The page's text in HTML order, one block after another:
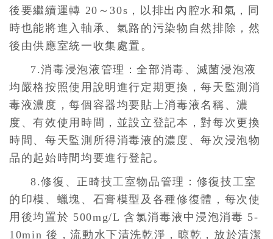
後要繼續運轉 20～30s，以排出內腔水和氣，同
時也能將進入軸承、氣路的污染物自然排除，然
後由供應室統一收集處置。
7.消毒浸泡液管理：全部消毒、滅菌浸泡液
均嚴格按照使用說明進行定期更換，每天監測消
毒液濃度，每個容器均要貼上消毒液名稱、濃
度、有效使用時間，並設立登記本，對每次更換
時間、每天監測所得消毒液的濃度、每次浸泡物
品的起始時間均要進行登記。
8.修復、正畸技工室物品管理：修復技工室
的印模、蠟塊、石膏模型及各種修復體，每次使
用後均置於 500mg/L 含氯消毒液中浸泡消毒 5-
10min 後，流動水下清洗乾淨，晾乾，放於清潔